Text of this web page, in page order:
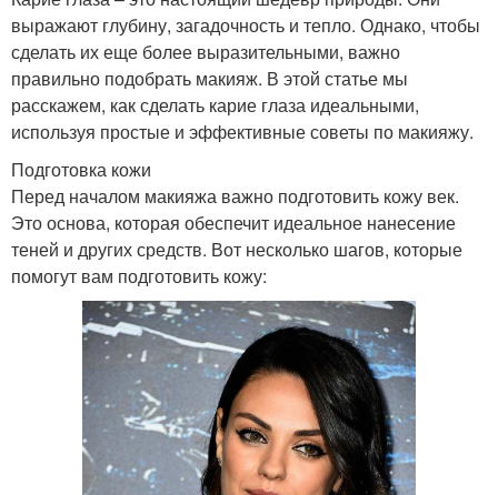
выражают глубину, загадочность и тепло. Однако, чтобы
сделать их еще более выразительными, важно
правильно подобрать макияж. В этой статье мы
расскажем, как сделать карие глаза идеальными,
используя простые и эффективные советы по макияжу.
Подготовка кожи
Перед началом макияжа важно подготовить кожу век.
Это основа, которая обеспечит идеальное нанесение
теней и других средств. Вот несколько шагов, которые
помогут вам подготовить кожу: